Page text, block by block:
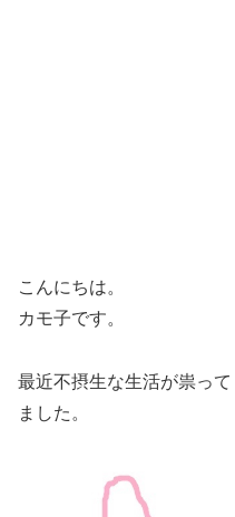
こんにちは。
カモ子です。
最近不摂生な生活が祟って
ました。